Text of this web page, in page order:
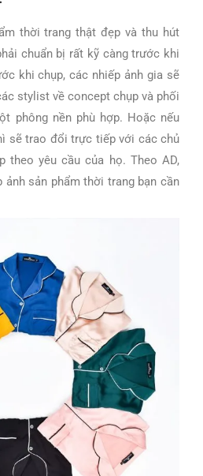
thời trang thật đẹp và thu hút
chuẩn bị rất kỹ càng trước khi
khi chụp, các nhiếp ảnh gia sẽ
stylist về concept chụp và phối
phông nền phù hợp. Hoặc nếu
sẽ trao đổi trực tiếp với các chủ
theo yêu cầu của họ. Theo AD,
sản phẩm thời trang bạn cần